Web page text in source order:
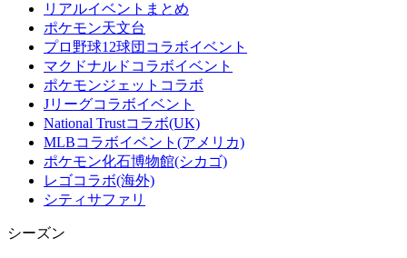
リアルイベントまとめ
ポケモン天文台
プロ野球12球団コラボイベント
マクドナルドコラボイベント
ポケモンジェットコラボ
Jリーグコラボイベント
National Trustコラボ(UK)
MLBコラボイベント(アメリカ)
ポケモン化石博物館(シカゴ)
レゴコラボ(海外)
シティサファリ
シーズン